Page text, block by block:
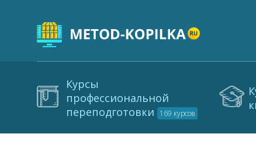
Курсы
профессиональной
переподготовки
169 курсов